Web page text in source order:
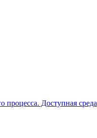
процесса. Доступная среда